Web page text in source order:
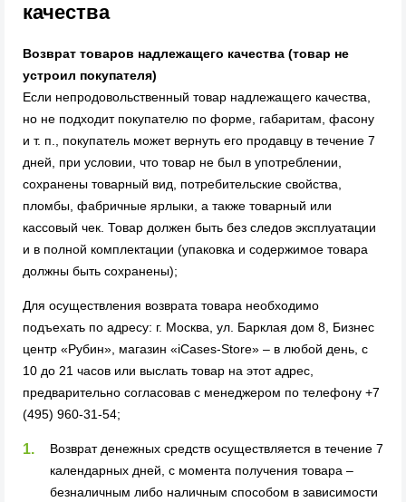
качества
Возврат товаров надлежащего качества (товар не
устроил покупателя)
Если непродовольственный товар надлежащего качества,
но не подходит покупателю по форме, габаритам, фасону
и т. п., покупатель может вернуть его продавцу в течение 7
дней, при условии, что товар не был в употреблении,
сохранены товарный вид, потребительские свойства,
пломбы, фабричные ярлыки, а также товарный или
кассовый чек. Товар должен быть без следов эксплуатации
и в полной комплектации (упаковка и содержимое товара
должны быть сохранены);
Для осуществления возврата товара необходимо
подъехать по адресу: г. Москва, ул. Барклая дом 8, Бизнес
центр «Рубин», магазин «iCases-Store» – в любой день, с
10 до 21 часов или выслать товар на этот адрес,
предварительно согласовав с менеджером по телефону +7
(495) 960-31-54;
Возврат денежных средств осуществляется в течение 7
календарных дней, с момента получения товара –
безналичным либо наличным способом в зависимости